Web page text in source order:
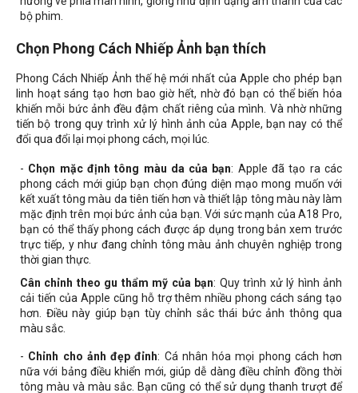
bộ phim.
Chọn Phong Cách Nhiếp Ảnh bạn thích
Phong Cách Nhiếp Ảnh thế hệ mới nhất của Apple cho phép bạn
linh hoạt sáng tạo hơn bao giờ hết, nhờ đó bạn có thể biến hóa
khiến mỗi bức ảnh đều đậm chất riêng của mình. Và nhờ những
tiến bộ trong quy trình xử lý hình ảnh của Apple, bạn nay có thể
đổi qua đổi lại mọi phong cách, mọi lúc.
- Chọn mặc định tông màu da của bạn: Apple đã tạo ra các
phong cách mới giúp bạn chọn đúng diện mạo mong muốn với
kết xuất tông màu da tiên tiến hơn và thiết lập tông màu này làm
mặc định trên mọi bức ảnh của bạn. Với sức mạnh của A18 Pro,
bạn có thể thấy phong cách được áp dụng trong bản xem trước
trực tiếp, y như đang chỉnh tông màu ảnh chuyên nghiệp trong
thời gian thực.
Cân chỉnh theo gu thẩm mỹ của bạn: Quy trình xử lý hình ảnh
cải tiến của Apple cũng hỗ trợ thêm nhiều phong cách sáng tạo
hơn. Điều này giúp bạn tùy chỉnh sắc thái bức ảnh thông qua
màu sắc.
- Chỉnh cho ảnh đẹp đỉnh: Cá nhân hóa mọi phong cách hơn
nữa với bảng điều khiển mới, giúp dễ dàng điều chỉnh đồng thời
tông màu và màu sắc. Bạn cũng có thể sử dụng thanh trượt để